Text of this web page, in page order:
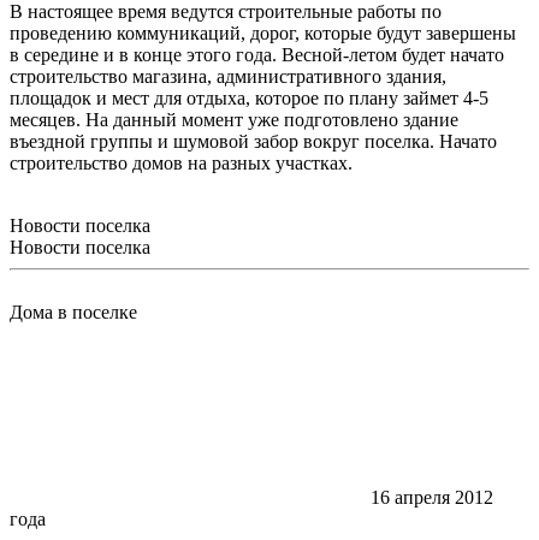
В настоящее время ведутся строительные работы по
проведению коммуникаций, дорог, которые будут завершены
в середине и в конце этого года. Весной-летом будет начато
строительство магазина, административного здания,
площадок и мест для отдыха, которое по плану займет 4-5
месяцев. На данный момент уже подготовлено здание
въездной группы и шумовой забор вокруг поселка. Начато
строительство домов на разных участках.
Новости поселка
Новости поселка
Дома в поселке
16 апреля 2012
года